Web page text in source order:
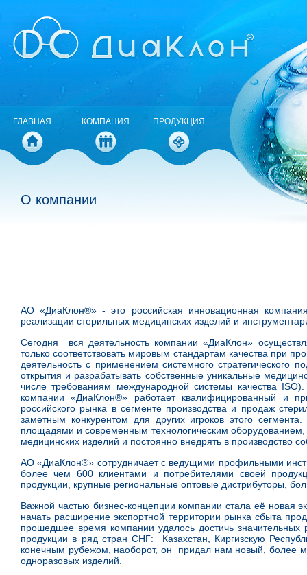
ГЛАВНАЯ КОМПАНИЯ ПРОДУКЦИЯ
О компании
АО «ДиаКлон®» - это российская инновационная
реализации стерильных медицинских изделий и
Сегодня вся деятельность компании «ДиаКлон»
только соответствовать мировым стандартам качества при
деятельность с применением системного
открытия и разрабатывать собственные уникальные
числе требованиям международной системы качества
компании «ДиаКлон®» работает квалифицированный и
российского рынка в сегменте производства и продаж
заметным конкурентом для других игроков этого
площадями и современным технологическим оборудованием,
медицинских изделий и постоянно внедрять в производство
АО «ДиаКлон®» сотрудничает с ведущими профильными
более чем 600 клиентами и потребителями своей
продукции, крупные региональные оптовые дистрибуторы,
Важной частью бизнес-концепции компании стала её новая
начать расширение экспортной территории рынка сбыта
прошедшее время компании удалось достичь
продукции в ряд стран СНГ: Казахстан, Киргизскую
конечным рубежом, наоборот, он придал нам новый, более
одноразовых изделий.